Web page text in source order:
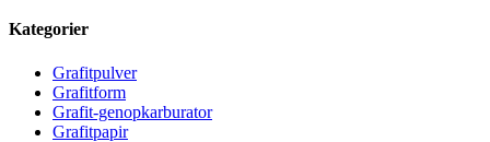
Kategorier
Grafitpulver
Grafitform
Grafit-genopkarburator
Grafitpapir